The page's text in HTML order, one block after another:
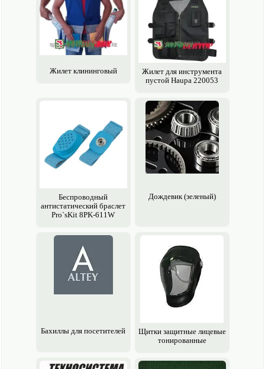
Жилет клининговый
Жилет для инструмента
пустой Haupa 220053
Беспроводный
антистатический браслет
Pro`sKit 8PK-611W
Дождевик (зеленый)
Бахиллы для посетителей
Щитки защитные лицевые
тонированные